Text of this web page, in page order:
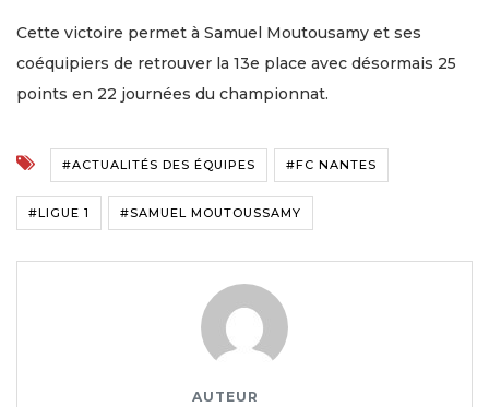
Cette victoire permet à Samuel Moutousamy et ses
coéquipiers de retrouver la 13e place avec désormais 25
points en 22 journées du championnat.
#ACTUALITÉS DES ÉQUIPES #FC NANTES
#LIGUE 1 #SAMUEL MOUTOUSSAMY
AUTEUR